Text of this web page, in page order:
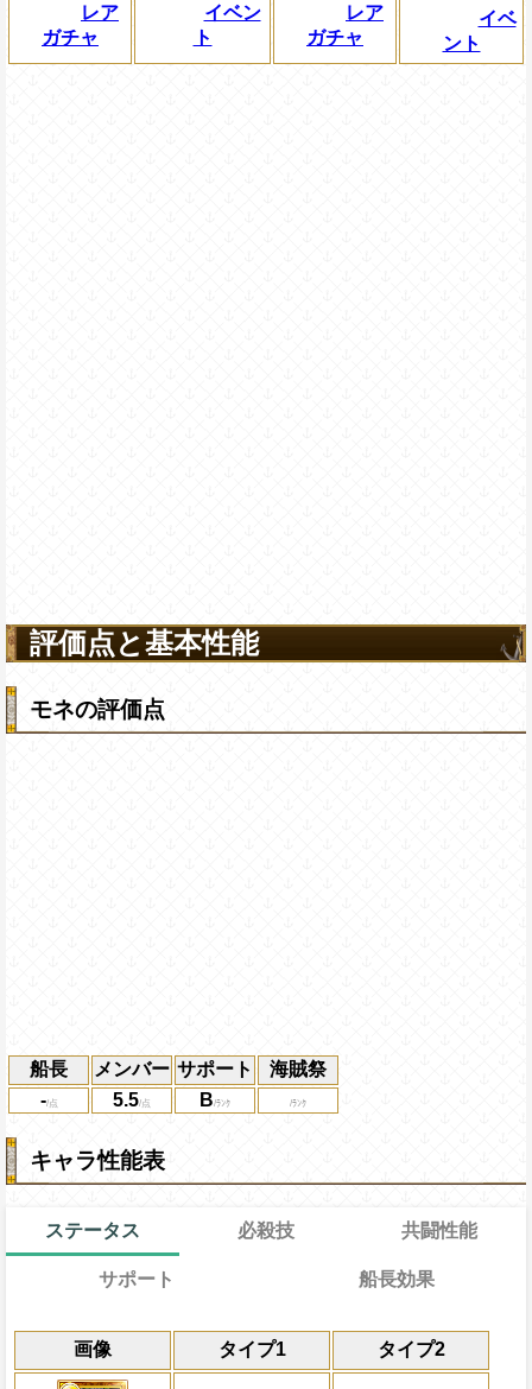
レア
ガチャ
イベン
ト
レア
ガチャ
イベ
ント
評価点と基本性能
モネの評価点
船長 メンバー サポート
海賊祭
-
5.5 B
キャラ性能表
ステータス
画像 タイプ1 タイプ2
必殺技
通常 22→15ターン
限界突破
通常時
共闘性能
共闘性能
冒険開始時の必殺タ
サポート
効果
自分の基礎回復力の9%をサポート対象キ
船長効果
通常時
博識と自由タイプキャラの攻撃と回復を